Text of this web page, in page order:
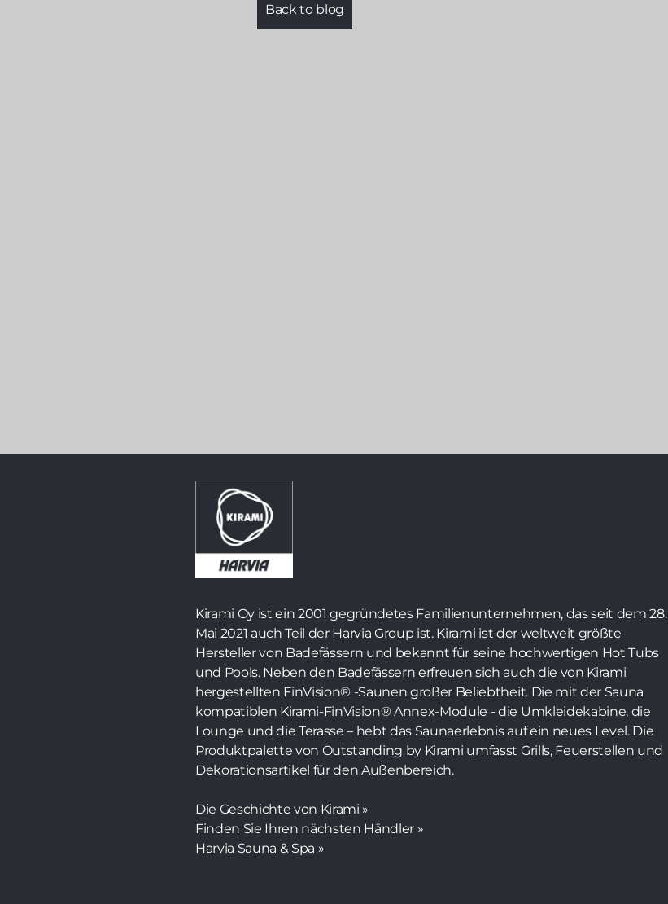
Back to blog
Kirami Oy ist ein 2001 gegründetes Familienunternehmen, das seit dem 28.
Mai 2021 auch Teil der Harvia Group ist. Kirami ist der weltweit größte
Hersteller von Badefässern und bekannt für seine hochwertigen Hot Tubs
und Pools. Neben den Badefässern erfreuen sich auch die von Kirami
hergestellten FinVision® -Saunen großer Beliebtheit. Die mit der Sauna
kompatiblen Kirami-FinVision® Annex-Module - die Umkleidekabine, die
Lounge und die Terasse – hebt das Saunaerlebnis auf ein neues Level. Die
Produktpalette von Outstanding by Kirami umfasst Grills, Feuerstellen und
Dekorationsartikel für den Außenbereich.
Die Geschichte von Kirami »
Finden Sie Ihren nächsten Händler »
Harvia Sauna & Spa »